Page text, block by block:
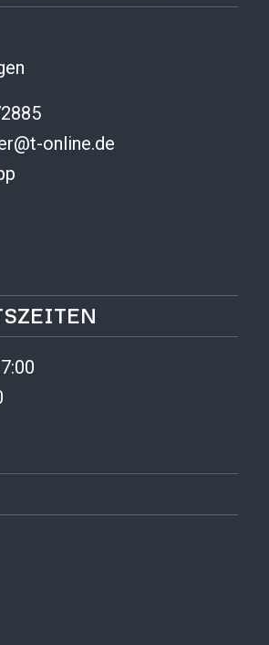
online.de